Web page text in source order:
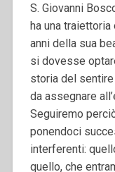
S. Giovanni
ha una
anni della sua
si dovesse
storia del
da assegnare
Seguiremo
ponendoci
interferenti:
quello, che